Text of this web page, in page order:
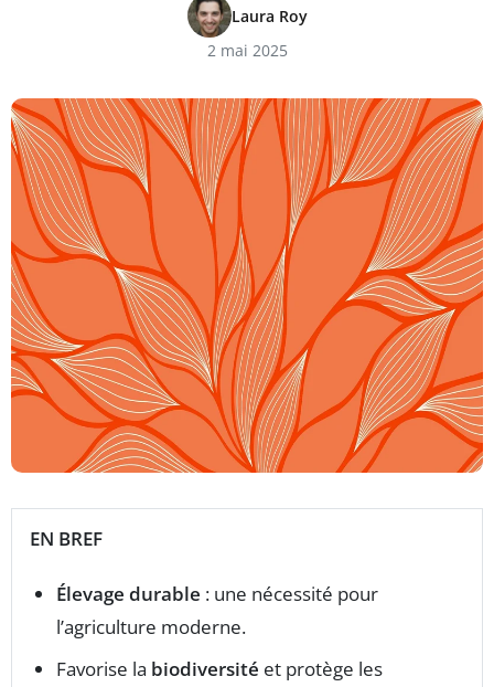
Laura Roy
2 mai 2025
EN BREF
Élevage durable : une nécessité pour
l’agriculture moderne.
Favorise la biodiversité et protège les